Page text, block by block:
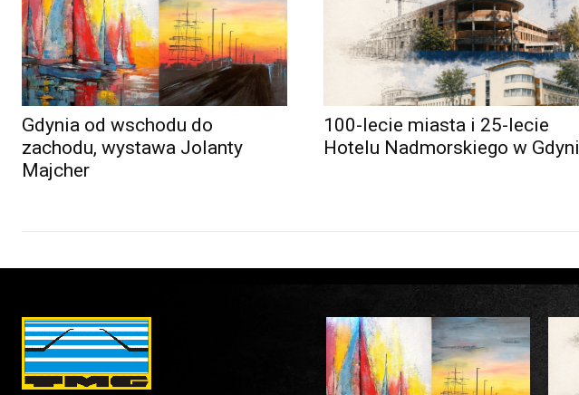
Gdynia od wschodu do
zachodu, wystawa Jolanty
Majcher
100-lecie miasta i 25-lecie
Hotelu Nadmorskiego w Gdyni